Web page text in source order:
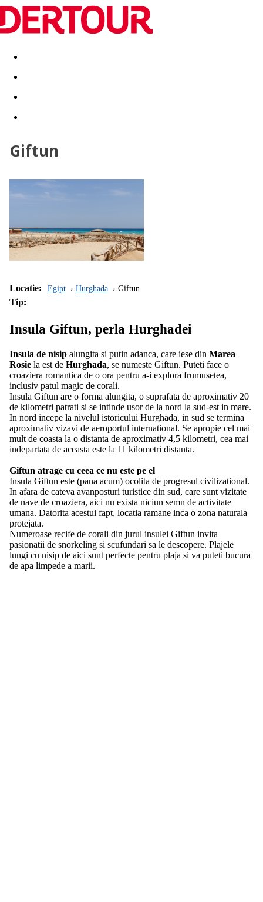
Destinatii Vacanta perfecta OFERTE DE NERATAT
Giftun
Locatie: Egipt Hurghada Giftun
Tip:
Insula Giftun, perla Hurghadei
Insula de nisip alungita si putin adanca, care iese din Marea
Rosie la est de Hurghada, se numeste Giftun. Puteti face o
croaziera romantica de o ora pentru a-i explora frumusetea,
inclusiv patul magic de corali.
Insula Giftun are o forma alungita, o suprafata de aproximativ 20
de kilometri patrati si se intinde usor de la nord la sud-est in mare.
In nord incepe la nivelul istoricului Hurghada, in sud se termina
aproximativ vizavi de aeroportul international. Se apropie cel mai
mult de coasta la o distanta de aproximativ 4,5 kilometri, cea mai
indepartata de aceasta este la 11 kilometri distanta.
Giftun atrage cu ceea ce nu este pe el
Insula Giftun este (pana acum) ocolita de progresul civilizational.
In afara de cateva avanposturi turistice din sud, care sunt vizitate
de nave de croaziera, aici nu exista niciun semn de activitate
umana. Datorita acestui fapt, locatia ramane inca o zona naturala
protejata.
Numeroase recife de corali din jurul insulei Giftun invita
pasionatii de snorkeling si scufundari sa le descopere. Plajele
lungi cu nisip de aici sunt perfecte pentru plaja si va puteti bucura
de apa limpede a marii.